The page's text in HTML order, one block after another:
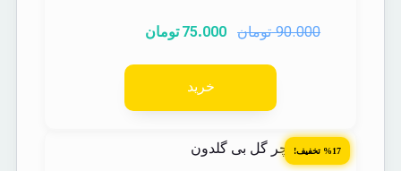
90.000 تومان 75.000 تومان
خرید
%17 تخفیف!